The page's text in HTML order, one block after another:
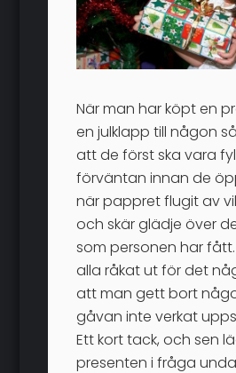
När man har köpt en
en julklapp till någon
att de först ska vara
förväntan innan de
när pappret flugit av
och skär glädje över
som personen har
alla råkat ut för det
att man gett bort
gåvan inte verkat
Ett kort tack, och sen
presenten i fråga